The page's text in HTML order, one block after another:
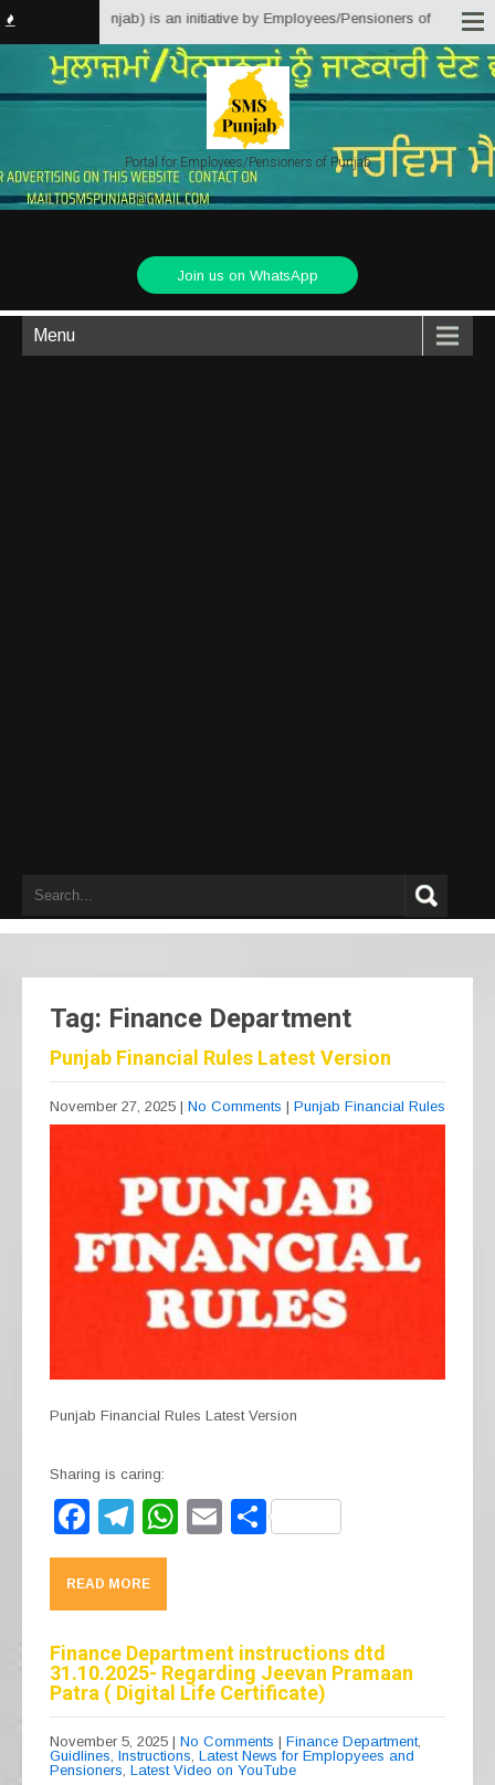
Punjab) is an initiative by Employees/Pensioners of Punjab State
Portal for Employees/Pensioners of Punjab
Join us on WhatsApp
Menu
Tag: Finance Department
Punjab Financial Rules Latest Version
November 27, 2025 | No Comments | Punjab Financial Rules
Punjab Financial Rules Latest Version
Sharing is caring:
F
a
c
e
b
o
o
k
T
el
e
gr
a
m
W
A
p
p
E S
READ MORE
Finance Department instructions dtd
31.10.2025- Regarding Jeevan Pramaan
Patra ( Digital Life Certificate)
November 5, 2025 | No Comments | Finance Department,
Guidlines Instructions Latest News for Emplopyees and
Pensioners Latest Video on YouTube